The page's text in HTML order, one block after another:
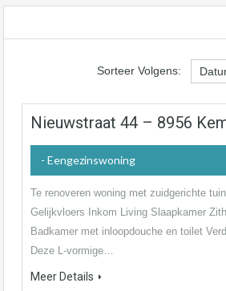
Sorteer Volgens:
Nieuwstraat 44 – 8956
- Eengezinswoning
Te renoveren woning met zuidgerichte
Gelijkvloers Inkom Living Slaapkamer
Badkamer met inloopdouche en toilet
Deze L-vormige…
Meer Details